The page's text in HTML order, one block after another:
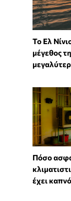
Το Ελ
μέγεθος
Πόσο
έχει